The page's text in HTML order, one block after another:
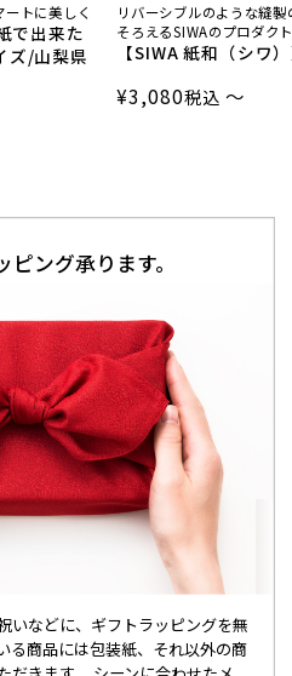
トに美しく
で出来た
ズ/山梨県
リバーシブルのような縫
そろえるSIWAのプロダク
【SIWA 紙和（シワ
¥3,080税込 〜
ピング承ります。
いなどに、ギフトラッピングを無
る商品には包装紙、それ以外の商